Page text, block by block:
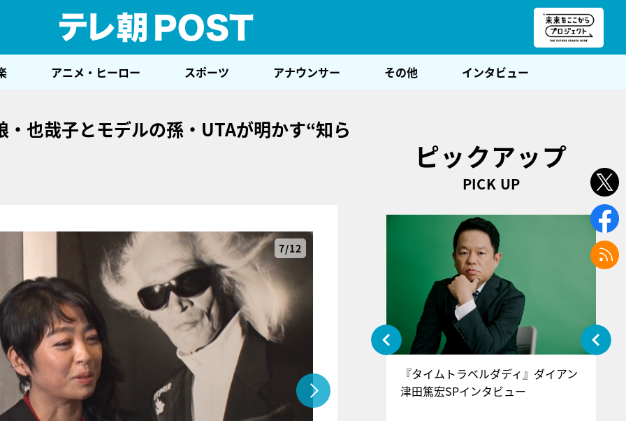
アニメ・ヒーロー スポーツ アナウンサー その他 インタビュー
也哉子とモデルの孫・UTAが明かす“知ら
7/12
ピックアップ
PICK UP
『アイ＝ラブ！げーみんぐ』＝LOV
E齋藤樹愛羅＆佐々木舞香SPインタ
ビュー
『タイムトラベルダディ』ダイアン
津田篤宏SPインタビュー